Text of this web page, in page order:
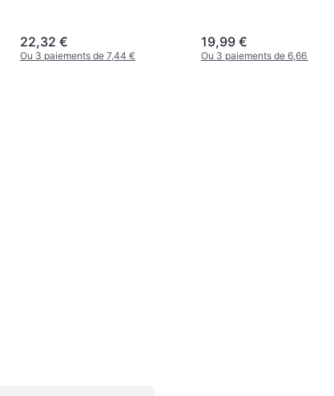
22,32 €
Ou 3 paiements de 7,44 €
19,99 €
Ou 3 paiements de 6,66 €